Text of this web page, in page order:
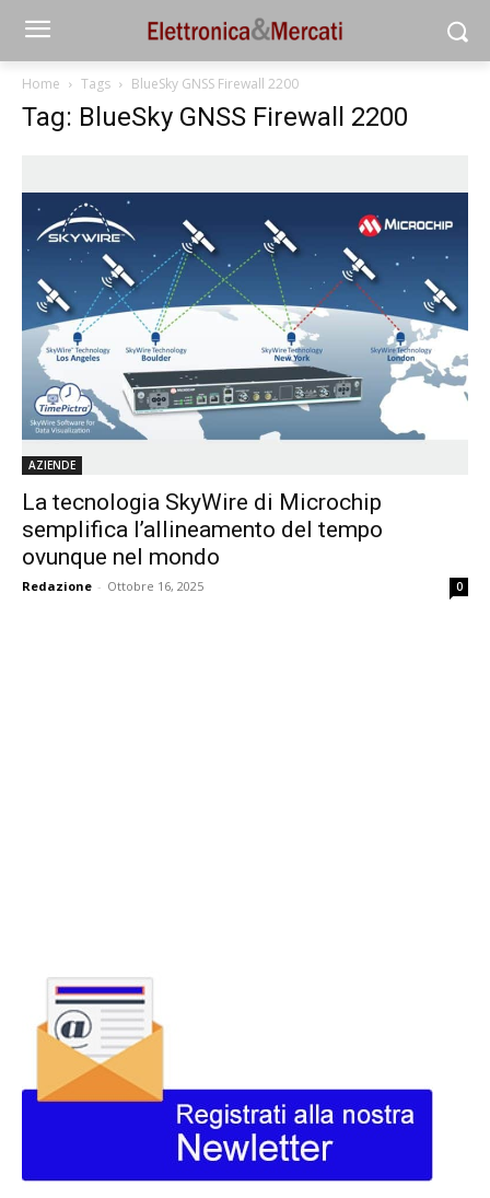
Home Tags BlueSky GNSS Firewall 2200
Tag: BlueSky GNSS Firewall 2200
AZIENDE
La tecnologia SkyWire di Microchip
semplifica l’allineamento del tempo
ovunque nel mondo
Redazione - Ottobre 16, 2025 0